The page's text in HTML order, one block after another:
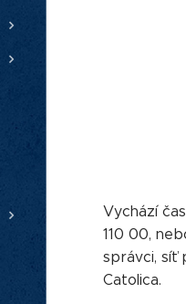
Vychází
110 00,
správci, síť
Catolica.